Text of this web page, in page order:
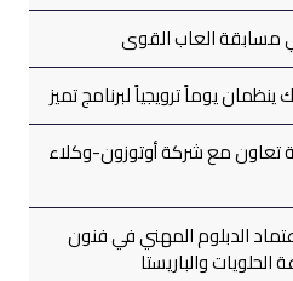
مسابقة العاب القوى
يوماً ترويجياً لبرنامج تميز
تعاون مع شركة أوتوزون-وكلاء
الدبلوم المهني في فنون
والباريستا